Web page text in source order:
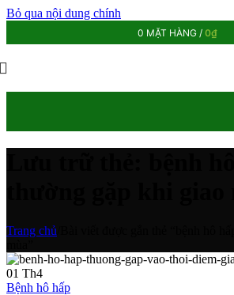
Bỏ qua nội dung chính
0 MẶT HÀNG / 0₫
Trang chủ
01 Th4
Bệnh hô hấp